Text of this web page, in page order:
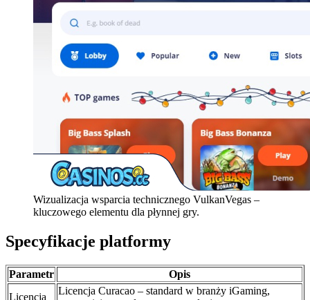
Wizualizacja wsparcia technicznego VulkanVegas –
kluczowego elementu dla płynnej gry.
Specyfikacje platformy
Parametr
Opis
Licencja
Licencja Curacao – standard w branży iGaming,